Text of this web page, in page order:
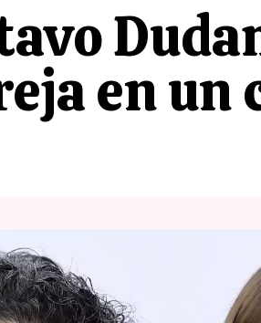
en un